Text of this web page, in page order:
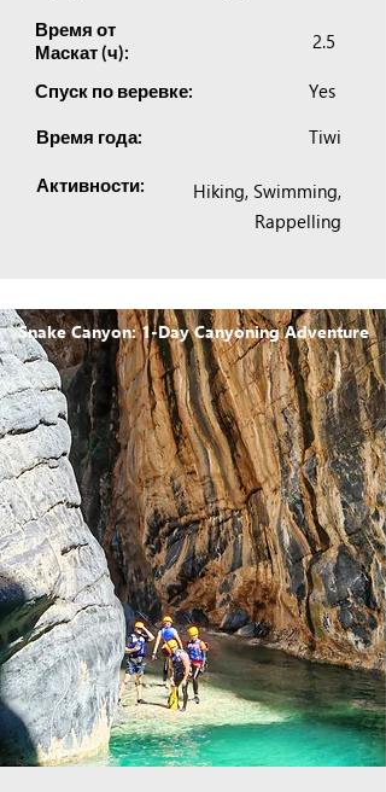
Время от
Маскат (ч):
Спуск по веревке:
2.5
Yes
Время года: Tiwi
Активности:
Hiking, Swimming,
Rappelling
Snake Canyon: 1-Day Canyoning Adventure